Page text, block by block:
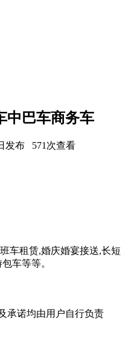
中巴车商务车
发布 571次查看
车租赁,婚庆婚宴接送,长短
车等等。
承诺均由用户自行负责